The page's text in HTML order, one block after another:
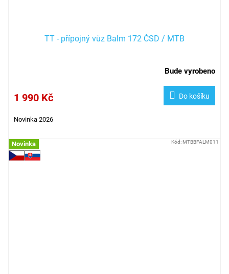
TT - přípojný vůz Balm 172 ČSD / MTB
Bude vyrobeno
1 990 Kč Do košíku
Novinka 2026
Novinka Kód:MTBBFALM011